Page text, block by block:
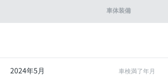
車体装備
2024年5月 車検満了年月